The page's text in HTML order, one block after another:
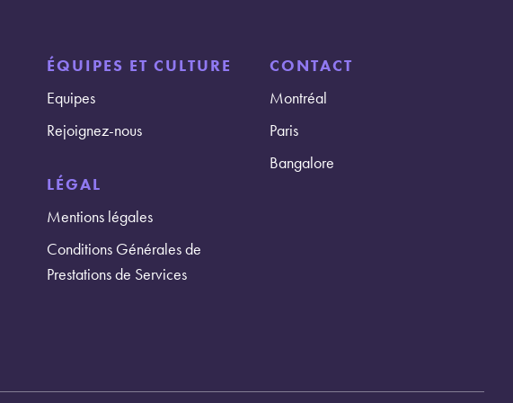
ÉQUIPES ET CULTURE
Equipes
Rejoignez-nous
LÉGAL
Mentions légales
Conditions Générales de
Prestations de Services
CONTACT
Montréal
Paris
Bangalore